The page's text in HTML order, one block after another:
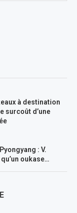
à destination
surcoût d’une
: V.
oukase…